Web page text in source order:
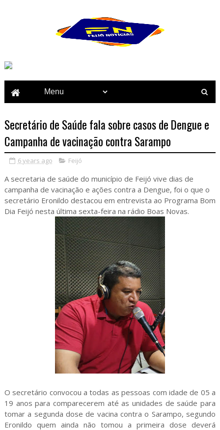
Secretário de Saúde fala sobre casos de Dengue e
Campanha de vacinação contra Sarampo
6 years ago Feijó
A secretaria de saúde do município de Feijó vive dias de
campanha de vacinação e ações contra a Dengue, foi o que o
secretário Eronildo destacou em entrevista ao Programa Bom
Dia Feijó nesta última sexta-feira na rádio Boas Novas.
O secretário convocou a todas as pessoas com idade de 05 a
19 anos para comparecerem até as unidades de saúde para
tomar a segunda dose de vacina contra o Sarampo, segundo
Eronildo quem ainda não tomou a primeira dose deverá